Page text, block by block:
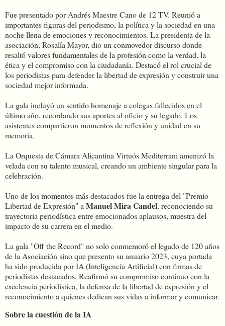
Fue presentado por Andrés Maestre Cano de 12 TV. Reunió a
importantes figuras del periodismo, la política y la sociedad en una
noche llena de emociones y reconocimientos. La presidenta de la
asociación, Rosalía Mayor, dio un conmovedor discurso donde
resaltó valores fundamentales de la profesión como la verdad, la
ética y el compromiso con la ciudadanía. Destacó el rol crucial de
los periodistas para defender la libertad de expresión y construir una
sociedad mejor informada.
La gala incluyó un sentido homenaje a colegas fallecidos en el
último año, recordando sus aportes al oficio y su legado. Los
asistentes compartieron momentos de reflexión y unidad en su
memoria.
La Orquesta de Cámara Alicantina Virtuós Mediterrani amenizó la
velada con su talento musical, creando un ambiente singular para la
celebración.
Uno de los momentos más destacados fue la entrega del "Premio
Libertad de Expresión" a Manuel Mira Candel, reconociendo su
trayectoria periodística entre emocionados aplausos, muestra del
impacto de su carrera en el medio.
La gala "Off the Record" no solo conmemoró el legado de 120 años
de la Asociación sino que presento su anuario 2023, cuya portada
ha sido producida por IA (Inteligencia Artificial) con firmas de
periodistas destacados. Reafirmó su compromiso continuo con la
excelencia periodística, la defensa de la libertad de expresión y el
reconocimiento a quienes dedican sus vidas a informar y comunicar.
Sobre la cuestión de la IA